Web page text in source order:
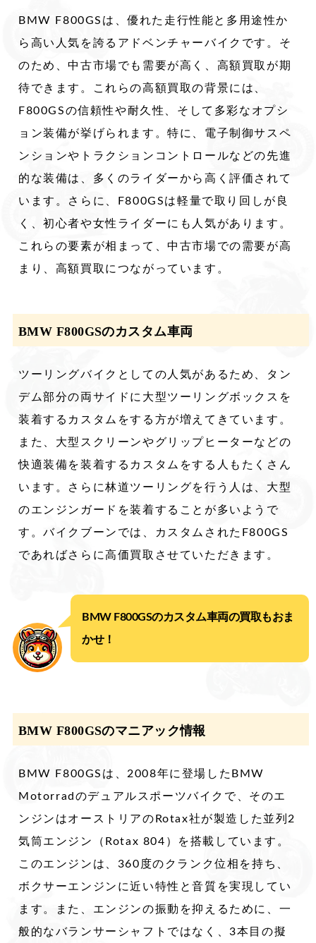
​BMW F800GSは、優れた走行性能と多用途性か
ら高い人気を誇るアドベンチャーバイクです。​そ
のため、中古市場でも需要が高く、高額買取が期
待できます。​これらの高額買取の背景には、
F800GSの信頼性や耐久性、そして多彩なオプシ
ョン装備が挙げられます。​特に、電子制御サスペ
ンションやトラクションコントロールなどの先進
的な装備は、多くのライダーから高く評価されて
います。​ さらに、F800GSは軽量で取り回しが良
く、初心者や女性ライダーにも人気があります。​
これらの要素が相まって、中古市場での需要が高
まり、高額買取につながっています。
BMW F800GSのカスタム車両
ツーリングバイクとしての人気があるため、タン
デム部分の両サイドに大型ツーリングボックスを
装着するカスタムをする方が増えてきています。
また、大型スクリーンやグリップヒーターなどの
快適装備を装着するカスタムをする人もたくさん
います。さらに林道ツーリングを行う人は、大型
のエンジンガードを装着することが多いようで
す。バイクブーンでは、カスタムされたF800GS
であればさらに高価買取させていただきます。
BMW F800GSのカスタム車両の買取もおま
かせ！
BMW F800GSのマニアック情報
​​BMW F800GSは、2008年に登場したBMW
Motorradのデュアルスポーツバイクで、​そのエ
ンジンはオーストリアのRotax社が製造した並列2
気筒エンジン（Rotax 804）を搭載しています。 ​
このエンジンは、360度のクランク位相を持ち、
ボクサーエンジンに近い特性と音質を実現してい
ます。​また、エンジンの振動を抑えるために、一
般的なバランサーシャフトではなく、3本目の擬